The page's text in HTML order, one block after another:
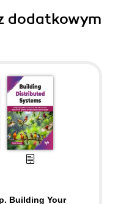
dodatkowym
Building Your